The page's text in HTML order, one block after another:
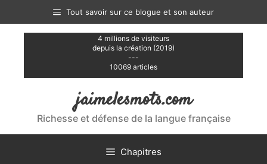
contenu
Tout savoir sur ce blogue et son auteur
4 millions de visiteurs
depuis la création (2019)
---
10069 articles
jaimelesmots.com
Richesse et défense de la langue française
Chapitres